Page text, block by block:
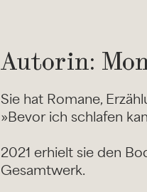
Autorin:
Sie hat Romane,
»Bevor ich schlafen
2021 erhielt sie den
Gesamtwerk.